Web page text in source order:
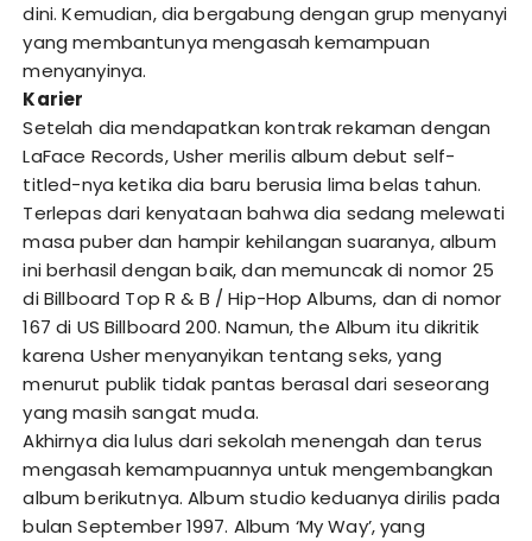
dini. Kemudian, dia bergabung dengan grup menyanyi
yang membantunya mengasah kemampuan
menyanyinya.
Karier
Setelah dia mendapatkan kontrak rekaman dengan
LaFace Records, Usher merilis album debut self-
titled-nya ketika dia baru berusia lima belas tahun.
Terlepas dari kenyataan bahwa dia sedang melewati
masa puber dan hampir kehilangan suaranya, album
ini berhasil dengan baik, dan memuncak di nomor 25
di Billboard Top R & B / Hip-Hop Albums, dan di nomor
167 di US Billboard 200. Namun, the Album itu dikritik
karena Usher menyanyikan tentang seks, yang
menurut publik tidak pantas berasal dari seseorang
yang masih sangat muda.
Akhirnya dia lulus dari sekolah menengah dan terus
mengasah kemampuannya untuk mengembangkan
album berikutnya. Album studio keduanya dirilis pada
bulan September 1997. Album ‘My Way’, yang